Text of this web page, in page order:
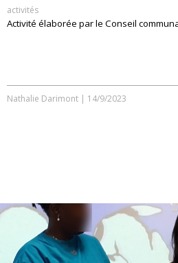
activités
Activité élaborée par le Conseil
Nathalie Darimont | 14/9/2023